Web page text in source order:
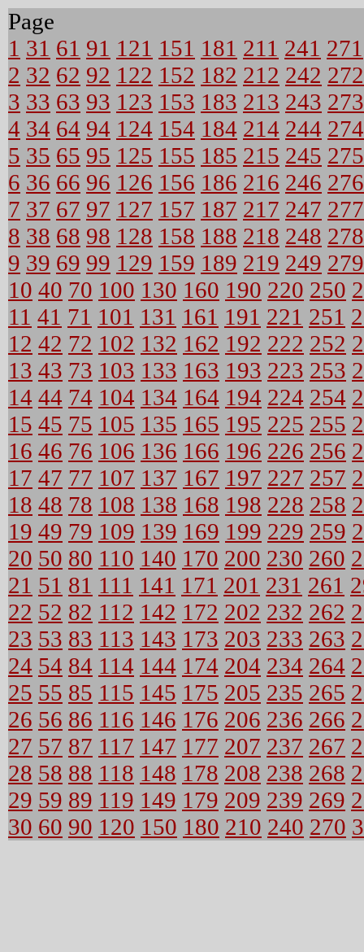
Page
1 31 61 91 121 151 181 211 241 271
2 32 62 92 122 152 182 212 242 272
3 33 63 93 123 153 183 213 243 273
4 34 64 94 124 154 184 214 244 274
5 35 65 95 125 155 185 215 245 275
6 36 66 96 126 156 186 216 246 276
7 37 67 97 127 157 187 217 247 277
8 38 68 98 128 158 188 218 248 278
9 39 69 99 129 159 189 219 249 279
10 40 70 100 130 160 190 220 250
11 41 71 101 131 161 191 221 251
12 42 72 102 132 162 192 222 252
13 43 73 103 133 163 193 223 253
14 44 74 104 134 164 194 224 254
15 45 75 105 135 165 195 225 255
16 46 76 106 136 166 196 226 256
17 47 77 107 137 167 197 227 257
18 48 78 108 138 168 198 228 258
19 49 79 109 139 169 199 229 259
20 50 80 110 140 170 200 230 260
21 51 81 111 141 171 201 231 261
22 52 82 112 142 172 202 232 262
23 53 83 113 143 173 203 233 263
24 54 84 114 144 174 204 234 264
25 55 85 115 145 175 205 235 265
26 56 86 116 146 176 206 236 266
27 57 87 117 147 177 207 237 267
28 58 88 118 148 178 208 238 268
29 59 89 119 149 179 209 239 269
30 60 90 120 150 180 210 240 270